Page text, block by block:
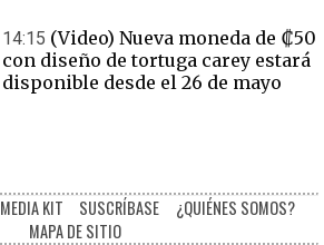
14:15 (Video) Nueva moneda de ₡50
con diseño de tortuga carey estará
disponible desde el 26 de mayo
MEDIA KIT SUSCRÍBASE
¿QUIÉNES SOMOS?
MAPA DE SITIO